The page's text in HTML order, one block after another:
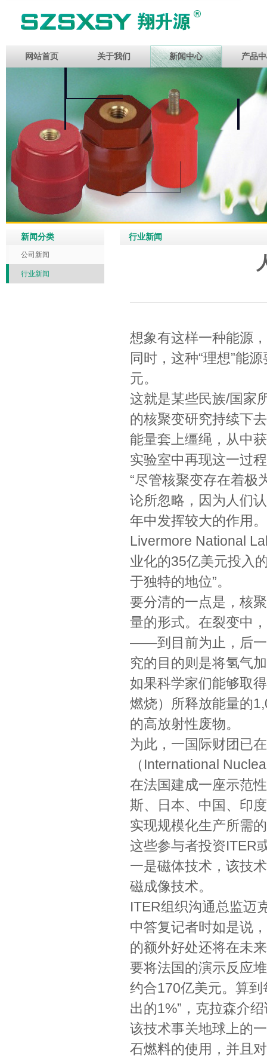
网站首页 关于我们 新闻中心 产品
新闻分类
公司新闻
行业新闻
行业新闻
想象有这样一种能源
同时，这种“理想”能
元。
这就是某些民族/国家
的核聚变研究持续下
能量套上缰绳，从中
实验室中再现这一过
“尽管核聚变存在着极
论所忽略，因为人们
年中发挥较大的作用
Livermore National
业化的35亿美元投入
于独特的地位”。
要分清的一点是，核
量的形式。在裂变中
——到目前为止，后一
究的目的则是将氢气
如果科学家们能够取
燃烧）所释放能量的
的高放射性废物。
为此，一国际财团已
（International
在法国建成一座示范
斯、日本、中国、印
实现规模化生产所需
这些参与者投资ITER
一是磁体技术，该技
磁成像技术。
ITER组织沟通总监迈
中答复记者时如是说
的额外好处还将在未
要将法国的演示反应
约合170亿美元。算
出的1%”，克拉森介
该技术事关地球上的
石燃料的使用，并且